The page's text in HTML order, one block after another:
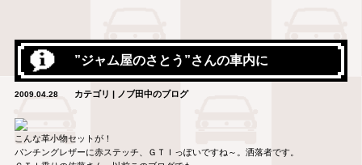
”ジャム屋のさとう”さんの車内に
2009.04.28 カテゴリ | ノブ田中のブログ
こんな革小物セットが！
パンチングレザーに赤ステッチ、ＧＴＩっぽいですね～。洒落者です。